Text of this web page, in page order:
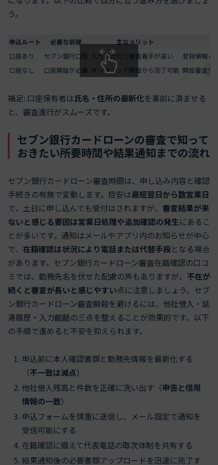
う。
申込ルート 必要な前提
主なメリット
口座あり
セブン銀行口座 入力省力化で審査着手が速い
登録情報と
口座なし
口座開設が必要 オンラインで開設から完了可能 開設審査分
スクロールできます
補足: 口座保有者は氏名・住所の最新化を事前に済ませる
と、審査進行がスムーズです。
セブン銀行カードローンの審査で知って
おきたい所要時間や結果通知までの流れ
セブン銀行カードローン審査時間は、申し込み内容と確認
手続きの有無で変動します。目安は最短翌日から数営業日
で、土日に申し込んでも受付はされますが、 審査結果が来
ないと感じる要因は営業日処理や追加確認の発生にあるこ
とが多いです。通知はメールやアプリ内のお知らせが中心
で、 在籍確認は状況により電話または代替手段となる場合
があります。セブン銀行カードローン審査在籍確認の口コ
ミでは、勤務先名を伏せた配慮の声もありますが、 不在が
続くと審査が長いと感じやすい点に注意しましょう。セブ
ン銀行カードローン審査瞬殺を避けるには、他社借入・延
滞履歴・入力齟齬の三点を整えることが効果的です。以下
の手順で進めると不安を抑えられます。
申込前に本人確認書類と勤務先情報を最新化する
（不一致は減点）
他社借入残高と件数を正確に洗い出す（申告と信用
情報の一致）
申込フォームを慎重に送信し、メール設定で通知を
受信可能にする
在籍確認に備えて代表電話の取次体制を共有する
結果通知後の必要書類アップロードを迅速に完了す